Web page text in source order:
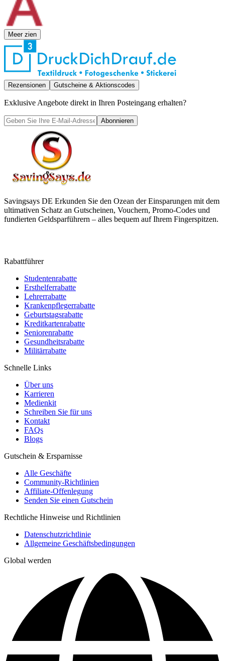
Meer zien
Rezensionen Gutscheine & Aktionscodes
Exklusive Angebote direkt in Ihren Posteingang erhalten?
Abonnieren
Savingsays DE Erkunden Sie den Ozean der Einsparungen mit dem
ultimativen Schatz an Gutscheinen, Vouchern, Promo-Codes und
fundierten Geldsparführern – alles bequem auf Ihrem Fingerspitzen.
Rabattführer
Studentenrabatte
Ersthelferrabatte
Lehrerrabatte
Krankenpflegerrabatte
Geburtstagsrabatte
Kreditkartenrabatte
Seniorenrabatte
Gesundheitsrabatte
Militärrabatte
Schnelle Links
Über uns
Karrieren
Medienkit
Schreiben Sie für uns
Kontakt
FAQs
Blogs
Gutschein & Ersparnisse
Alle Geschäfte
Community-Richtlinien
Affiliate-Offenlegung
Senden Sie einen Gutschein
Rechtliche Hinweise und Richtlinien
Datenschutzrichtlinie
Allgemeine Geschäftsbedingungen
Global werden